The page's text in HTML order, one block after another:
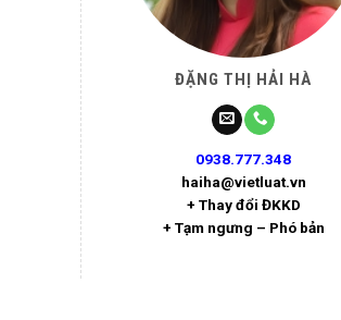
ĐẶNG THỊ HẢI HÀ
0938.777.348
haiha@vietluat.vn
+ Thay đổi ĐKKD
+ Tạm ngưng – Phó bản